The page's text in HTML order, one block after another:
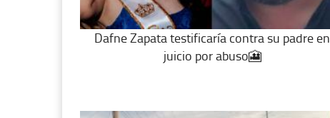
Dafne Zapata testificaría contra su padre en
juicio por abuso🎦